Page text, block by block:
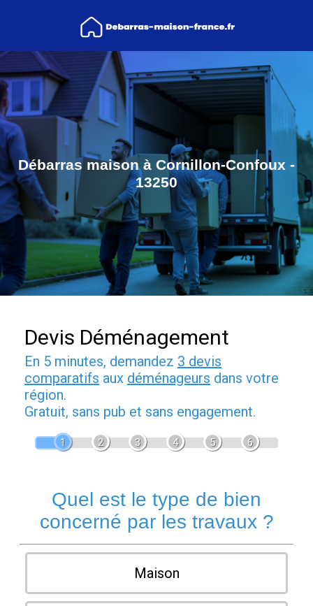
Débarras maison à Cornillon-Confoux -
13250
Devis Déménagement
En 5 minutes, demandez 3 devis
comparatifs aux déménageurs dans votre
région.
Gratuit, sans pub et sans engagement.
1 2 3 4 5 6
Quel est le type de bien
concerné par les travaux ?
Maison